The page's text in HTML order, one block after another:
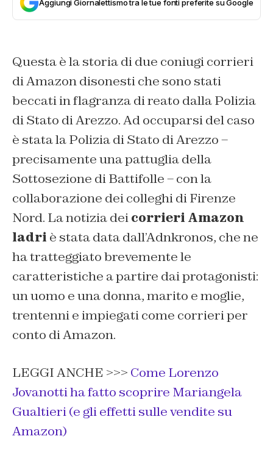
Aggiungi Giornalettismo tra le tue fonti preferite su Google
Questa è la storia di due coniugi corrieri
di Amazon disonesti che sono stati
beccati in flagranza di reato dalla Polizia
di Stato di Arezzo. Ad occuparsi del caso
è stata la Polizia di Stato di Arezzo –
precisamente una pattuglia della
Sottosezione di Battifolle – con la
collaborazione dei colleghi di Firenze
Nord. La notizia deicorrieri Amazon
ladri è stata data dall’Adnkronos, che ne
ha tratteggiato brevemente le
caratteristiche a partire dai protagonisti:
un uomo e una donna, marito e moglie,
trentenni e impiegati come corrieri per
conto di Amazon.
LEGGI ANCHE >>> Come Lorenzo
Jovanotti ha fatto scoprire Mariangela
Gualtieri (e gli effetti sulle vendite su
Amazon)